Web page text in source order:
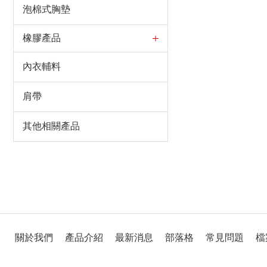
泡棉式胸墊
橡膠產品
內衣輔料
肩帶
其他相關產品
關於我們 產品介紹 最新消息 部落格 常見問題